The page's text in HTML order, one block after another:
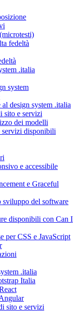
fedeltà
.italia
system
design system .italia
sito e servizi
dei modelli
disponibili
e accessibile
e Graceful
sviluppo del software
disponibili con Can I
per CSS e JavaScript
.italia
Italia
sito e servizi